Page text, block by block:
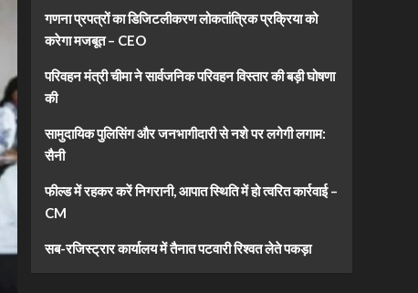
गणना प्रपत्रों का डिजिटलीकरण लोकतांत्रिक प्रक्रिया को
करेगा मजबूत – CEO
परिवहन मंत्री चीमा ने सार्वजनिक परिवहन विस्तार की बड़ी घोषणा
की
सामुदायिक पुलिसिंग और जनभागीदारी से नशे पर लगेगी लगाम:
सैनी
फील्ड में रहकर करें निगरानी, आपात स्थिति में हो त्वरित कार्रवाई –
CM
सब-रजिस्ट्रार कार्यालय में तैनात पटवारी रिश्वत लेते पकड़ा